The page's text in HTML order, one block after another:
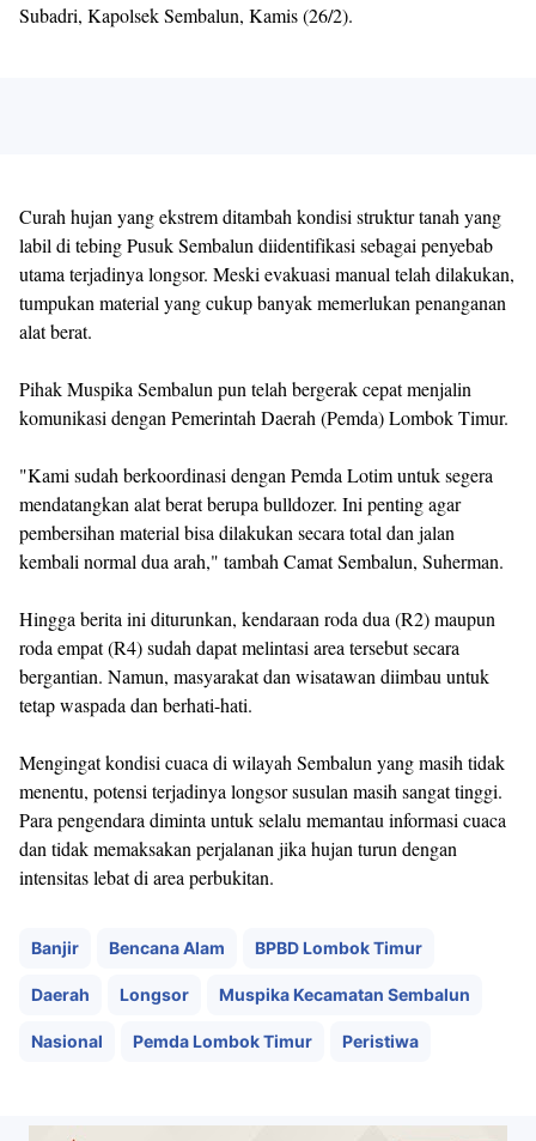
Subadri, Kapolsek Sembalun, Kamis (26/2).
Curah hujan yang ekstrem ditambah kondisi struktur tanah yang
labil di tebing Pusuk Sembalun diidentifikasi sebagai penyebab
utama terjadinya longsor. Meski evakuasi manual telah dilakukan,
tumpukan material yang cukup banyak memerlukan penanganan
alat berat.
Pihak Muspika Sembalun pun telah bergerak cepat menjalin
komunikasi dengan Pemerintah Daerah (Pemda) Lombok Timur.
"Kami sudah berkoordinasi dengan Pemda Lotim untuk segera
mendatangkan alat berat berupa bulldozer. Ini penting agar
pembersihan material bisa dilakukan secara total dan jalan
kembali normal dua arah," tambah Camat Sembalun, Suherman.
Hingga berita ini diturunkan, kendaraan roda dua (R2) maupun
roda empat (R4) sudah dapat melintasi area tersebut secara
bergantian. Namun, masyarakat dan wisatawan diimbau untuk
tetap waspada dan berhati-hati.
Mengingat kondisi cuaca di wilayah Sembalun yang masih tidak
menentu, potensi terjadinya longsor susulan masih sangat tinggi.
Para pengendara diminta untuk selalu memantau informasi cuaca
dan tidak memaksakan perjalanan jika hujan turun dengan
intensitas lebat di area perbukitan.
Banjir Bencana Alam BPBD Lombok Timur
Daerah Longsor Muspika Kecamatan Sembalun
Nasional Pemda Lombok Timur Peristiwa